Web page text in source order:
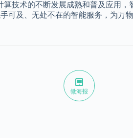
算技术的不断发展成熟和普及应用
可及、无处不在的智能服务，为万
微海报